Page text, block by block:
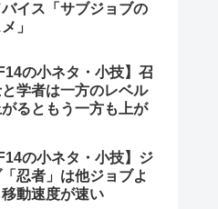
イス「サブジョブの
」
の小ネタ・小技】召
学者は一方のレベル
るともう一方も上が
の小ネタ・小技】ジ
「忍者」は他ジョブよ
移動速度が速い